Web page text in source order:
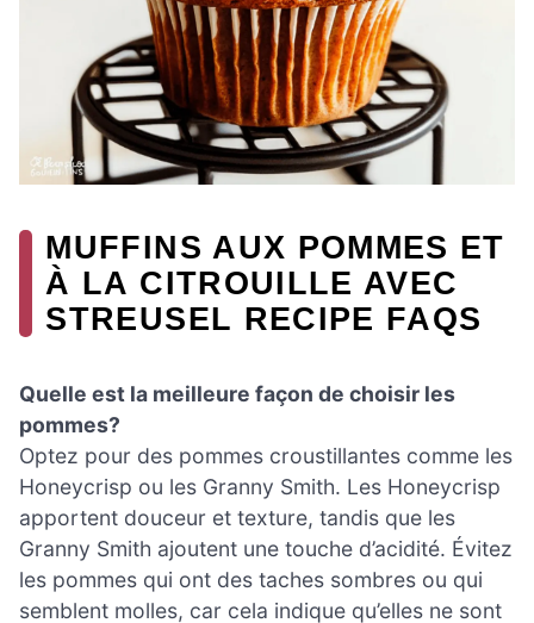
MUFFINS AUX POMMES ET
À LA CITROUILLE AVEC
STREUSEL RECIPE FAQS
Quelle est la meilleure façon de choisir les
pommes?
Optez pour des pommes croustillantes comme les
Honeycrisp ou les Granny Smith. Les Honeycrisp
apportent douceur et texture, tandis que les
Granny Smith ajoutent une touche d’acidité. Évitez
les pommes qui ont des taches sombres ou qui
semblent molles, car cela indique qu’elles ne sont